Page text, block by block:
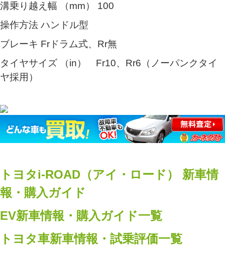
溝乗り越え幅 （mm） 100
操作方法 ハンドル型
ブレーキ Frドラム式、Rr無
タイヤサイズ （in） Fr10、Rr6（ノーパンクタイ
ヤ採用）
トヨタi-ROAD（アイ・ロード） 新車情
報・購入ガイド
EV新車情報・購入ガイド一覧
トヨタ車新車情報・試乗評価一覧